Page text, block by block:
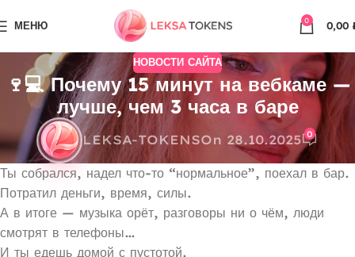
МЕНЮ 0 0,00
НОВОСТИ САЙТА
🍷💻 Почему 15 минут на вебкаме —
лучше, чем 3 часа в баре
LEKSA-TOKENSOn 28.10.2025 0
Ты собрался, надел что-то “нормальное”, поехал в бар.
Потратил деньги, время, силы.
А в итоге — музыка орёт, разговоры ни о чём, люди
смотрят в телефоны…
И ты едешь домой с пустотой.